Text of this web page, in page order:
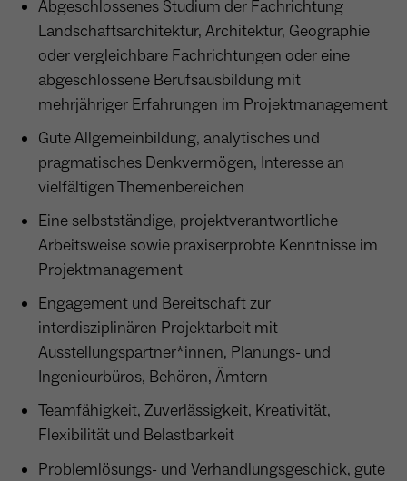
Anbieter Meta Platforms Inc. (Facebook)
Laufzeit 4 Monate
- Wiedererkennung von Nutzern zwischen
Websites - Ausspielung personalisierter
Werbung - Messung von Conversions aus
Facebook-/Instagram-Werbung
Abgeschlossenes Studium der Fachrichtung
Landschaftsarchitektur, Architektur, Geographie
oder vergleichbare Fachrichtungen oder eine
abgeschlossene Berufsausbildung mit
mehrjähriger Erfahrungen im Projektmanagement
Gute Allgemeinbildung, analytisches und
pragmatisches Denkvermögen, Interesse an
vielfältigen Themenbereichen
Eine selbstständige, projektverantwortliche
Arbeitsweise sowie praxiserprobte Kenntnisse im
Projektmanagement
Engagement und Bereitschaft zur
interdisziplinären Projektarbeit mit
Ausstellungspartner*innen, Planungs- und
Ingenieurbüros, Behören, Ämtern
Teamfähigkeit, Zuverlässigkeit, Kreativität,
Flexibilität und Belastbarkeit
Problemlösungs- und Verhandlungsgeschick, gute